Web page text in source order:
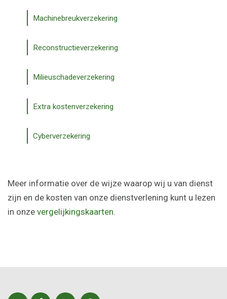
Machinebreukverzekering
Reconstructieverzekering
Milieuschadeverzekering
Extra kostenverzekering
Cyberverzekering
Meer informatie over de wijze waarop wij u van dienst
zijn en de kosten van onze dienstverlening kunt u lezen
in onze vergelijkingskaarten.